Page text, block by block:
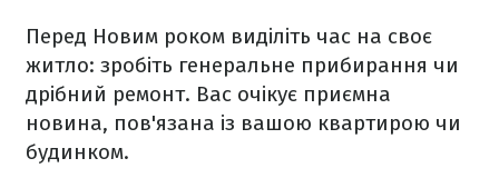
Перед Новим роком виділіть час на своє
житло: зробіть генеральне прибирання чи
дрібний ремонт. Вас очікує приємна
новина, пов'язана із вашою квартирою чи
будинком.